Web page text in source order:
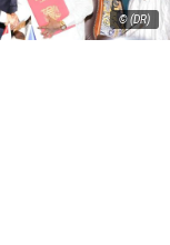
© (DR)